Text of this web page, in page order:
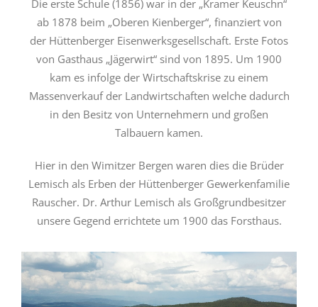
Die erste Schule (1856) war in der „Kramer Keuschn“
ab 1878 beim „Oberen Kienberger“, finanziert von
der Hüttenberger Eisenwerksgesellschaft. Erste Fotos
von Gasthaus „Jägerwirt“ sind von 1895. Um 1900
kam es infolge der Wirtschaftskrise zu einem
Massenverkauf der Landwirtschaften welche dadurch
in den Besitz von Unternehmern und großen
Talbauern kamen.
Hier in den Wimitzer Bergen waren dies die Brüder
Lemisch als Erben der Hüttenberger Gewerkenfamilie
Rauscher. Dr. Arthur Lemisch als Großgrundbesitzer
unsere Gegend errichtete um 1900 das Forsthaus.